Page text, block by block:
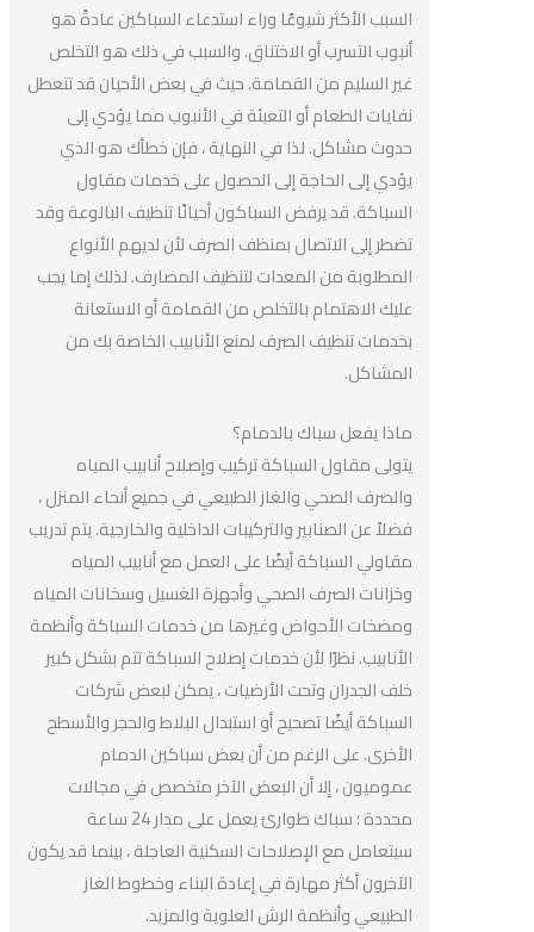
السبب الأكثر شيوعًا وراء استدعاء السباكين عادةً هو
أنبوب التسرب أو الاختناق. والسبب في ذلك هو التخلص
غير السليم من القمامة. حيث في بعض الأحيان قد تتعطل
نفايات الطعام أو التعبئة في الأنبوب مما يؤدي إلى
حدوث مشاكل. لذا في النهاية ، فإن خطأك هو الذي
يؤدي إلى الحاجة إلى الحصول على خدمات مقاول
السباكة. قد يرفض السباكون أحيانًا تنظيف البالوعة وقد
تضطر إلى الاتصال بمنظف الصرف لأن لديهم الأنواع
المطلوبة من المعدات لتنظيف المصارف. لذلك إما يجب
عليك الاهتمام بالتخلص من القمامة أو الاستعانة
بخدمات تنظيف الصرف لمنع الأنابيب الخاصة بك من
المشاكل.
ماذا يفعل سباك بالدمام؟
يتولى مقاول السباكة تركيب وإصلاح أنابيب المياه
والصرف الصحي والغاز الطبيعي في جميع أنحاء المنزل ،
فضلاً عن الصنابير والتركيبات الداخلية والخارجية. يتم تدريب
مقاولي السباكة أيضًا على العمل مع أنابيب المياه
وخزانات الصرف الصحي وأجهزة الغسيل وسخانات المياه
ومضخات الأحواض وغيرها من خدمات السباكة وأنظمة
الأنابيب. نظرًا لأن خدمات إصلاح السباكة تتم بشكل كبير
خلف الجدران وتحت الأرضيات ، يمكن لبعض شركات
السباكة أيضًا تصحيح أو استبدال البلاط والحجر والأسطح
الأخرى. على الرغم من أن بعض سباكين الدمام
عموميون ، إلا أن البعض الآخر متخصص في مجالات
محددة ؛ سباك طوارئ يعمل على مدار 24 ساعة
سيتعامل مع الإصلاحات السكنية العاجلة ، بينما قد يكون
الآخرون أكثر مهارة في إعادة البناء وخطوط الغاز
الطبيعي وأنظمة الرش العلوية والمزيد.